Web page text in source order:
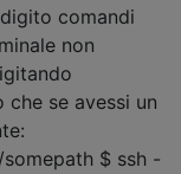
comandi
non
se avessi un
$ ssh -